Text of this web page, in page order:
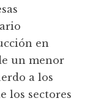
en
un menor
a los
los sectores